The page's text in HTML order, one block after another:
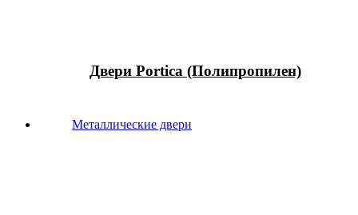
Двери Portica (Полипропилен)
Металлические двери